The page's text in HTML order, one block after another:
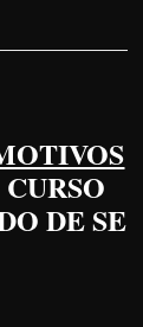
DE SE